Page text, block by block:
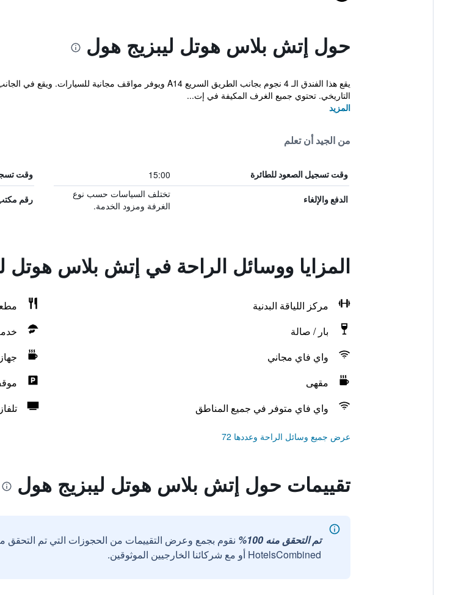
حول إتش بلاس هوتل ليبزيج هول
التاريخي. تحتوي جميع الغرف المكيفة في إت...
المزيد
من الجيد أن تعلم
وقت تسجيل الصعود للطائرة 15:00 وقت
الدفع والإلغاء
تختلف السياسات حسب نوع
الغرفة ومزود الخدمة.
رقم
المزايا ووسائل الراحة في إتش بلاس هوتل
مركز اللياقة البدنية
بار / صالة
واي فاي مجاني
مقهى
واي فاي متوفر في جميع المناطق
عرض جميع وسائل الراحة وعددها 72
تقييمات حول إتش بلاس هوتل ليبزيج هول
تم التحقق منه 100%
نقوم بجمع وعرض التقييمات من الحجوزات التي تم التحقق
HotelsCombined أو مع شركائنا الخارجيين الموثوقين.